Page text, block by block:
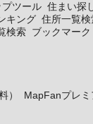
プツール 住まい探
キング 住所一覧検
検索 ブックマーク
）
MapFanプレ